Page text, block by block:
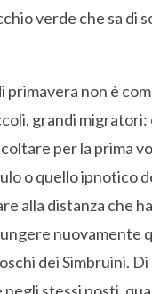
verde che sa di
primavera non è
grandi migratori:
per la prima
o quello ipnotico
alla distanza che
nuovamente
dei Simbruini. Di